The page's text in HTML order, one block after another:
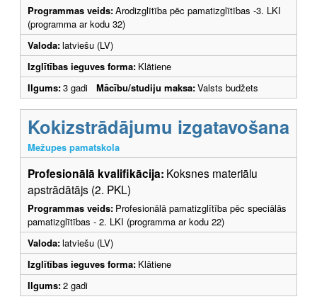
Programmas veids:Arodizglītība pēc pamatizglītības -3. LKI
(programma ar kodu 32)
Valoda:latviešu (LV)
Izglītības ieguves forma: Klātiene
Ilgums:3 gadi Mācību/studiju maksa:Valsts budžets
Kokizstrādājumu izgatavošana
Mežupes pamatskola
Profesionālā kvalifikācija: Koksnes materiālu
apstrādātājs (2. PKL)
Programmas veids: Profesionālā pamatizglītība pēc speciālās
pamatizglītības - 2. LKI (programma ar kodu 22)
Valoda:latviešu (LV)
Izglītības ieguves forma: Klātiene
Ilgums:2 gadi